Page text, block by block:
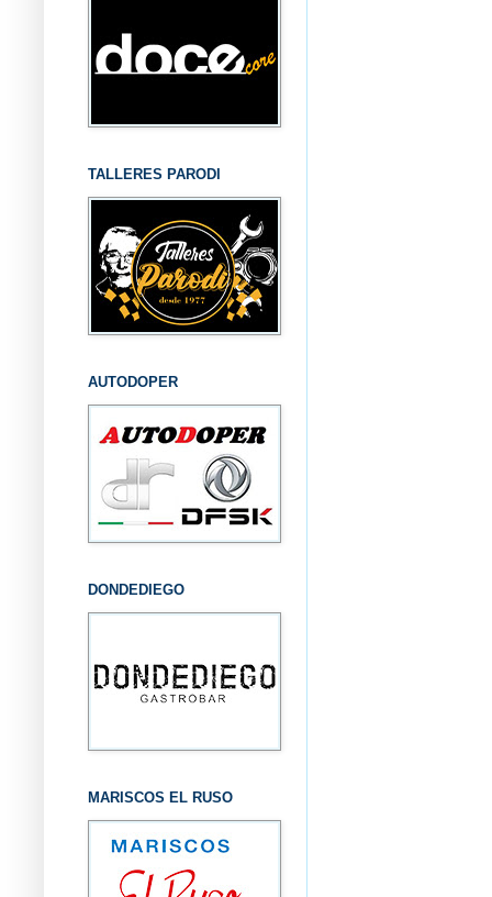
TALLERES PARODI
AUTODOPER
DONDEDIEGO
MARISCOS EL RUSO